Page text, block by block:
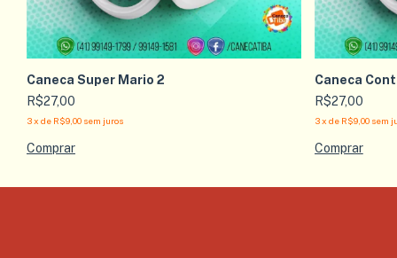
Caneca Super Mario 2
R$27,00
3x de R$9,00 sem juros
Caneca
R$27,00
3x de R$9,00 sem